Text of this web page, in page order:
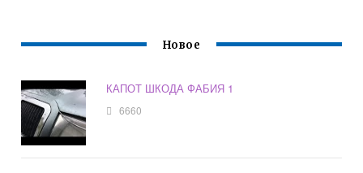
Новое
КАПОТ ШКОДА ФАБИЯ 1
6660